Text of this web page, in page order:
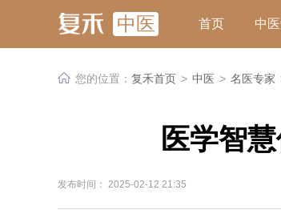
中医 首页 中
您的位置： 复禾首页 > 中医 > 名医专家
医学智
发布时间： 2025-02-12 21:35